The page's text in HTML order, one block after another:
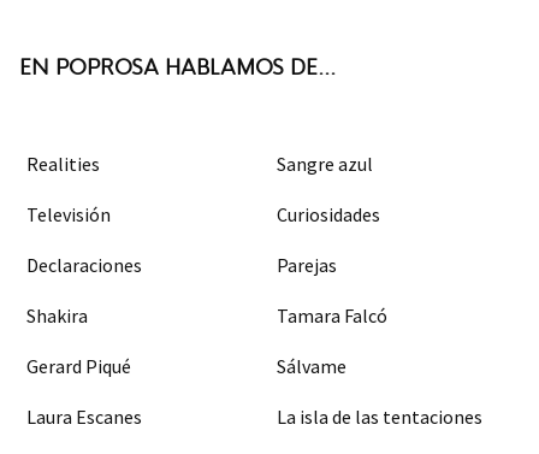
EN POPROSA HABLAMOS DE...
Realities Sangre azul
Televisión Curiosidades
Declaraciones Parejas
Shakira Tamara Falcó
Gerard Piqué Sálvame
Laura Escanes La isla de las tentaciones